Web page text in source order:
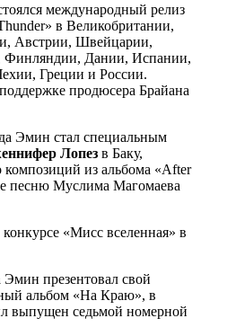
международный релиз
в Великобритании,
Австрии, Швейцарии,
Дании, Испании,
Греции и России.
продюсера Брайана
Эмин стал специальным
Лопез в Баку,
композиций из альбома «After
песню Муслима Магомаева
«Мисс вселенная» в
Эмин презентовал свой
альбом «На Краю», в
выпущен седьмой номерной